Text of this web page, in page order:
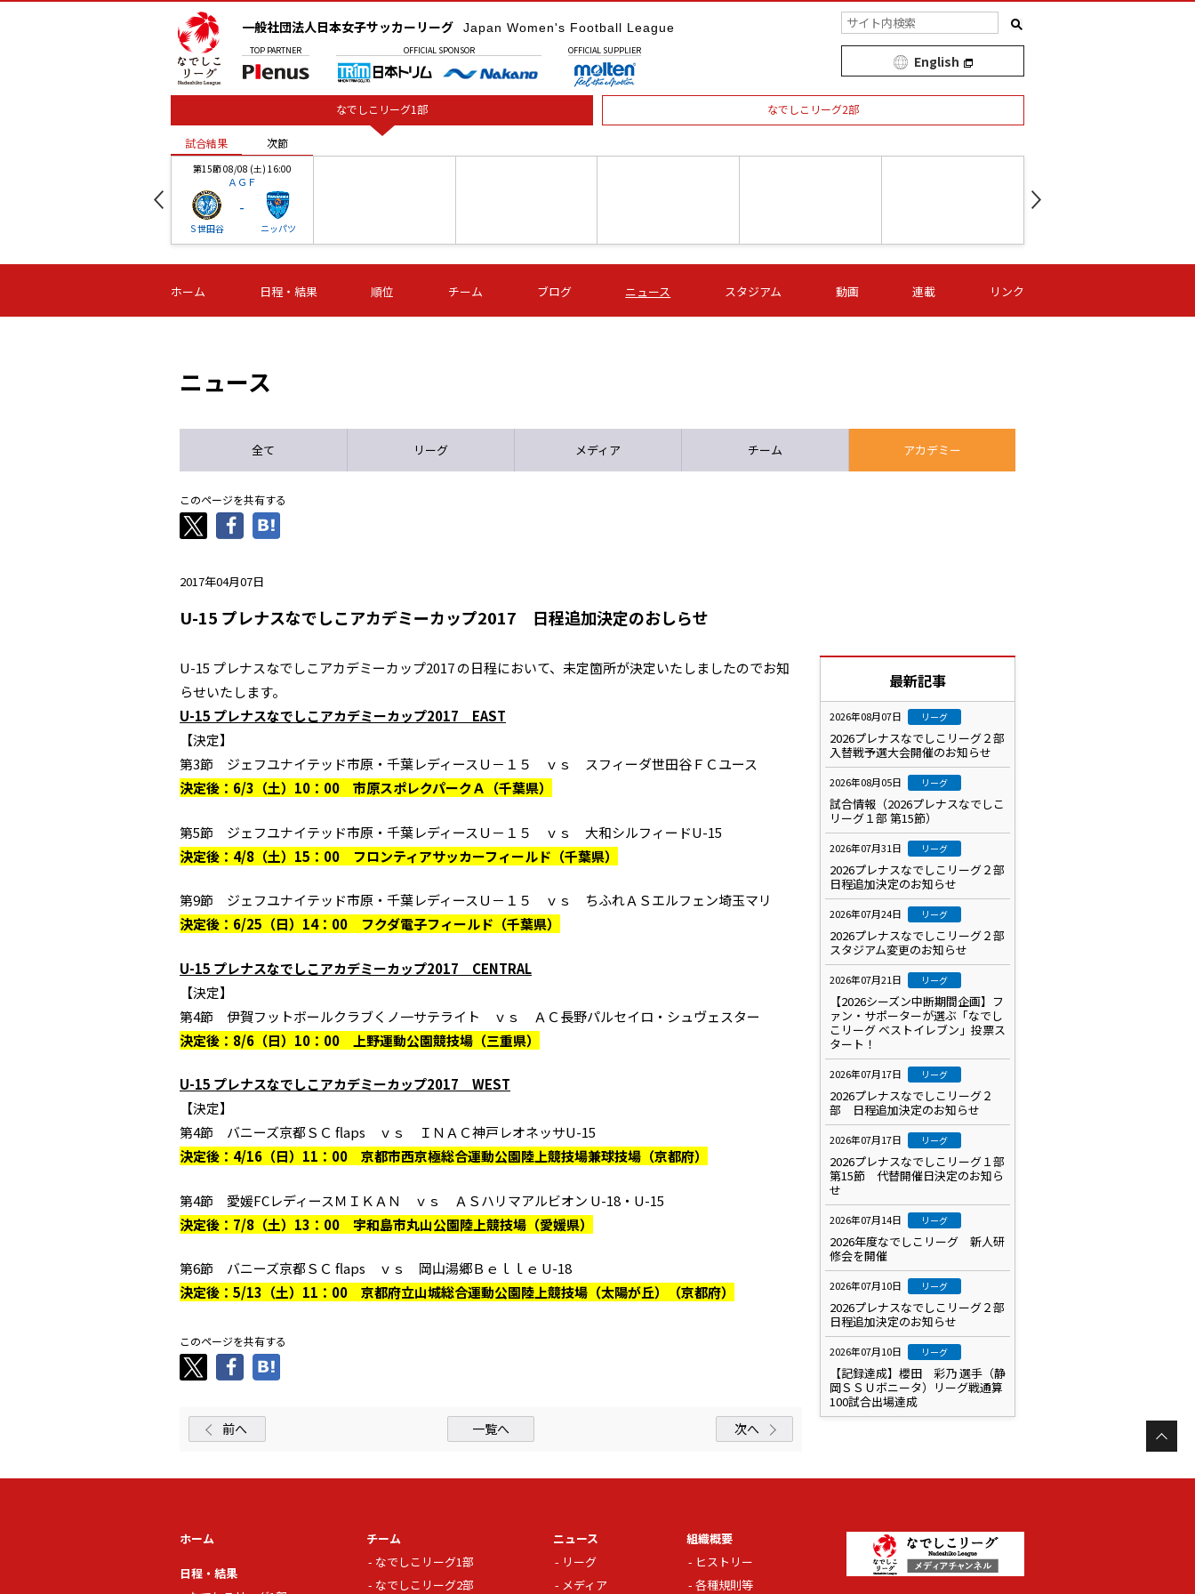
一般社団法人日本女子サッカーリーグ Japan Women's Football League
TOP PARTNER OFFICIAL SPONSOR OFFICIAL SUPPLIER
English
なでしこリーグ1部 なでしこリーグ2部
試合結果 次節
第15節 08/08 (土) 16:00
ＡＧＦ
Ｓ世田谷
-
ニッパツ
-
第16節 09/05 (土) 15:00
ニッパツ
-
第16節 09/05 (土) 15:00
石人の星
-
第16節 09/05 (土) 16:00
ＡＧＦ
-
いちご
-
第16節 09/06 (日) 15:00
-
第16節 09/06 (日) 15:00
- -
試合結果 次節
ホーム 日程・結果 順位 チーム ブログ ニュース スタジアム 動画 連載 リンク
ニュース
全て リーグ メディア チーム アカデミー
このページを共有する
2017年04月07日
U-15 プレナスなでしこアカデミーカップ2017 日程追加決定のおしらせ
U-15 プレナスなでしこアカデミーカップ2017 の日程において、未定箇所が決定いたしましたのでお知
らせいたします。
U-15 プレナスなでしこアカデミーカップ2017 EAST
【決定】
第3節 ジェフユナイテッド市原・千葉レディースＵ－１５ ｖｓ スフィーダ世田谷ＦＣユース
決定後：6/3（土）10：00 市原スポレクパークＡ（千葉県）
第5節 ジェフユナイテッド市原・千葉レディースＵ－１５ ｖｓ 大和シルフィードU-15
決定後：4/8（土）15：00 フロンティアサッカーフィールド（千葉県）
第9節 ジェフユナイテッド市原・千葉レディースＵ－１５ ｖｓ ちふれＡＳエルフェン埼玉マリ
決定後：6/25（日）14：00 フクダ電子フィールド（千葉県）
U-15 プレナスなでしこアカデミーカップ2017 CENTRAL
【決定】
第4節 伊賀フットボールクラブくノ一サテライト ｖｓ ＡＣ長野パルセイロ・シュヴェスター
決定後：8/6（日）10：00 上野運動公園競技場（三重県）
U-15 プレナスなでしこアカデミーカップ2017 WEST
【決定】
第4節 バニーズ京都ＳＣ flaps ｖｓ ＩＮＡＣ神戸レオネッサU-15
決定後：4/16（日）11：00 京都市西京極総合運動公園陸上競技場兼球技場（京都府）
第4節 愛媛FCレディースＭＩＫＡＮ ｖｓ ＡＳハリマアルビオン U-18・U-15
決定後：7/8（土）13：00 宇和島市丸山公園陸上競技場（愛媛県）
第6節 バニーズ京都ＳＣ flaps ｖｓ 岡山湯郷Ｂｅｌｌｅ U-18
決定後：5/13（土）11：00 京都府立山城総合運動公園陸上競技場（太陽が丘）（京都府）
このページを共有する
前へ 一覧へ 次へ
最新記事
2026年08月07日 リーグ
2026プレナスなでしこリーグ２部
入替戦予選大会開催のお知らせ
2026年08月05日 リーグ
試合情報（2026プレナスなでしこ
リーグ１部 第15節）
2026年07月31日 リーグ
2026プレナスなでしこリーグ２部
日程追加決定のお知らせ
2026年07月24日 リーグ
2026プレナスなでしこリーグ２部
スタジアム変更のお知らせ
2026年07月21日 リーグ
【2026シーズン中断期間企画】フ
ァン・サポーターが選ぶ「なでし
こリーグ ベストイレブン」投票ス
タート！
2026年07月17日 リーグ
2026プレナスなでしこリーグ２
部 日程追加決定のお知らせ
2026年07月17日 リーグ
2026プレナスなでしこリーグ１部
第15節 代替開催日決定のお知ら
せ
2026年07月14日 リーグ
2026年度なでしこリーグ 新人研
修会を開催
2026年07月10日 リーグ
2026プレナスなでしこリーグ２部
日程追加決定のお知らせ
2026年07月10日 リーグ
【記録達成】櫻田 彩乃 選手（静
岡ＳＳＵボニータ）リーグ戦通算
100試合出場達成
ホーム
日程・結果
チーム
なでしこリーグ1部
なでしこリーグ2部
ニュース
リーグ
メディア
組織概要
ヒストリー
各種規則等